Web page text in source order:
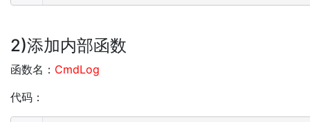
2)添加内部函数
函数名： CmdLog
代码：